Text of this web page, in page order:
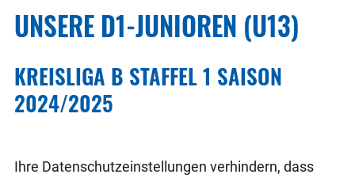
UNSERE D1-JUNIOREN (U13)
KREISLIGA B STAFFEL 1 SAISON
2024/2025
Ihre Datenschutzeinstellungen verhindern, dass